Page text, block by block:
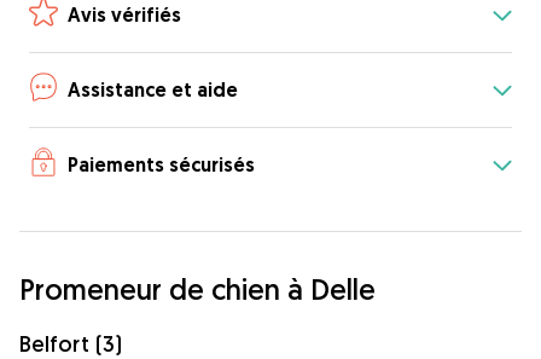
Avis vérifiés
Assistance et aide
Paiements sécurisés
Promeneur de chien à Delle
Belfort (3)